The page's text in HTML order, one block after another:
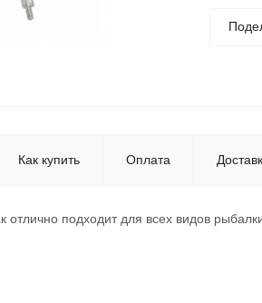
Как купить Оплата
отлично подходит для всех видов